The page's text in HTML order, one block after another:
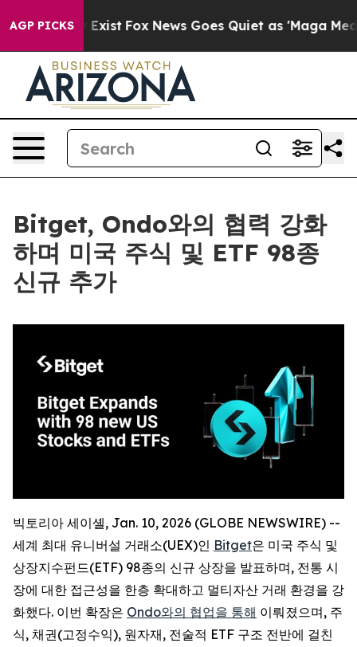
AGP PICKS
They Exist Fox News Goes Quiet as 'Maga Media
Bitget, Ondo와의 협력 강화
하며 미국 주식 및 ETF 98종
신규 추가
빅토리아 세이셸, Jan. 10, 2026 (GLOBE NEWSWIRE) --
세계 최대 유니버설 거래소(UEX)인 Bitget은 미국 주식 및
상장지수펀드(ETF) 98종의 신규 상장을 발표하며, 전통 시
장에 대한 접근성을 한층 확대하고 멀티자산 거래 환경을 강
화했다. 이번 확장은 Ondo와의 협업을 통해 이뤄졌으며, 주
식, 채권(고정수익), 원자재, 전술적 ETF 구조 전반에 걸친